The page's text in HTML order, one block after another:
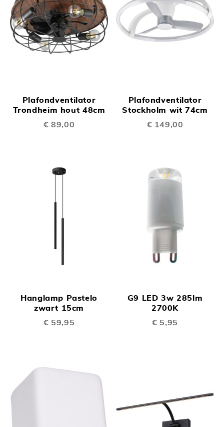
Plafondventilator
Trondheim hout 48cm
€ 89,00
Plafondventilator
Stockholm wit 74cm
€ 149,00
Hanglamp Pastelo
zwart 15cm
€ 59,95
G9 LED 3w 285lm
2700K
€ 5,95